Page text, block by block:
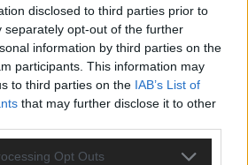
disclosed to third parties prior to
separately opt-out of the further
information by third parties on the
participants. This information may
to third parties on the IAB’s List of
that may further disclose it to other
Opt Outs
Westernbrauerei – der
vieles neu